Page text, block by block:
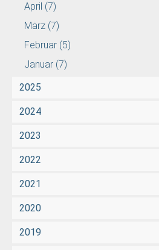
April (7)
März (7)
Februar (5)
Januar (7)
2025
2024
2023
2022
2021
2020
2019